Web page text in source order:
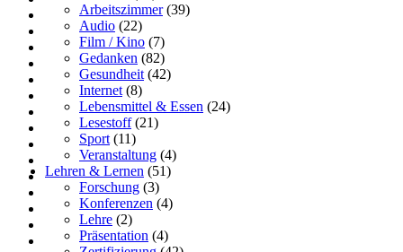
Arbeitszimmer(39)
Audio (22)
Film / Kino (7)
Gedanken (82)
Gesundheit (42)
Internet (8)
Lebensmittel & Essen (24)
Lesestoff(21)
Sport (11)
Veranstaltung (4)
Lehren & Lernen (51)
Forschung (3)
Konferenzen (4)
Lehre (2)
Präsentation (4)